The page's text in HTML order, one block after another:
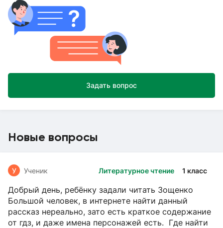
Задать вопрос
Новые вопросы
Литературное чтение 1 класс
У Ученик
Добрый день, ребёнку задали читать Зощенко
Большой человек, в интернете найти данный
рассказ нереально, зато есть краткое содержание
от гдз, и даже имена персонажей есть. Где найти